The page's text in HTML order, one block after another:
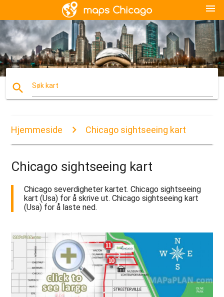
menu
search Søk kart
Hjemmeside Chicago sightseeing kart
Chicago sightseeing kart
Chicago severdigheter kartet. Chicago sightseeing
kart (Usa) for å skrive ut. Chicago sightseeing kart
(Usa) for å laste ned.